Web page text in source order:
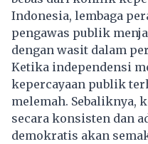
Indonesia, lembaga
pengawas publik
dengan wasit dalam
Ketika independensi
kepercayaan publik
melemah. Sebaliknya,
secara konsisten dan
demokratis akan